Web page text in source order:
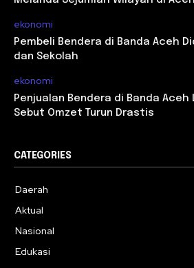
ekonomi
Pembeli Bendera di Banda Aceh
dan Sekolah
ekonomi
Penjualan Bendera di Banda Aceh
Sebut Omzet Turun Drastis
CATEGORIES
Daerah
Aktual
Nasional
Edukasi